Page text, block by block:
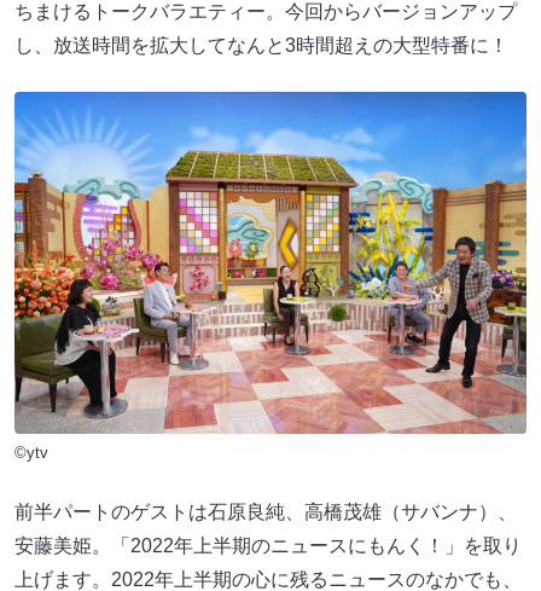
ちまけるトークバラエティー。今回からバージョンアップ
し、放送時間を拡大してなんと3時間超えの大型特番に！
©ytv
前半パートのゲストは石原良純、高橋茂雄（サバンナ）、
安藤美姫。「2022年上半期のニュースにもんく！」を取り
上げます。2022年上半期の心に残るニュースのなかでも、